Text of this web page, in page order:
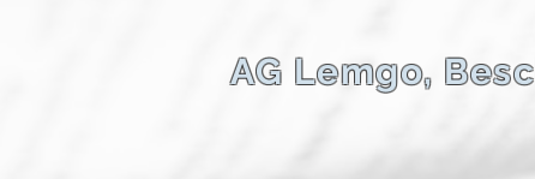
AG Lemgo,